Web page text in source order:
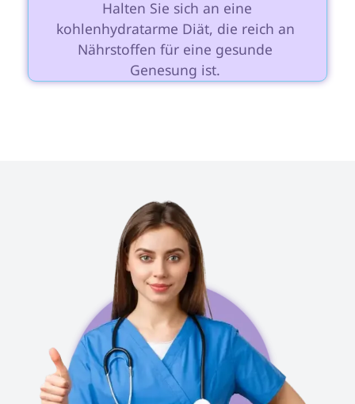
kohlenhydratarme Diät, die reich an
Nährstoffen für eine gesunde
Genesung ist.